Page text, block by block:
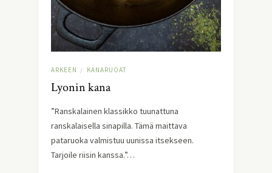
ARKEEN / KANARUOAT
Lyonin kana
”Ranskalainen klassikko tuunattuna
ranskalaisella sinapilla. Tämä maittava
pataruoka valmistuu uunissa itsekseen.
Tarjoile riisin kanssa.”…